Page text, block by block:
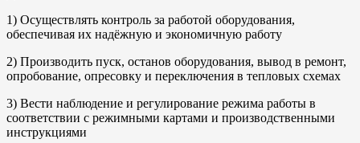
1) Осуществлять контроль за работой оборудования,
обеспечивая их надёжную и экономичную работу
2) Производить пуск, останов оборудования, вывод в ремонт,
опробование, опресовку и переключения в тепловых схемах
3) Вести наблюдение и регулирование режима работы в
соответствии с режимными картами и производственными
инструкциями